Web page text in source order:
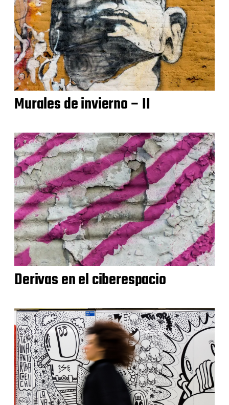
Murales de invierno – II
Derivas en el ciberespacio